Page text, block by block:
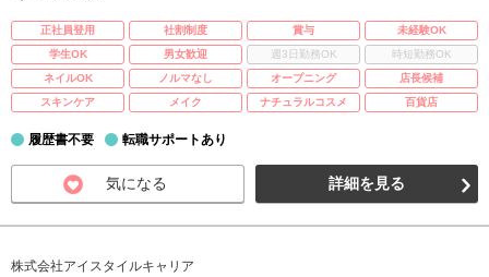
正社員登用 社割制度 賞与
未経験OK
学生OK
男女歓迎 週3日勤務OK
時短勤務OK
ネイルOK
ノルマなし オープニング
店長候補
スキンケア
メイク ナチュラルコスメ 百貨店
履歴書不要 転職サポートあり
気になる 詳細を見る
株式会社アイスタイルキャリア